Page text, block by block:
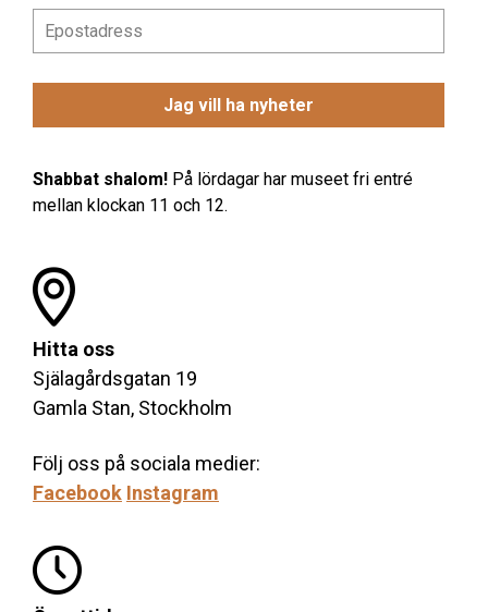
Shabbat shalom! På lördagar har museet fri entré
mellan klockan 11 och 12.
Hitta oss
Själagårdsgatan 19
Gamla Stan, Stockholm
Följ oss på sociala medier:
Facebook Instagram